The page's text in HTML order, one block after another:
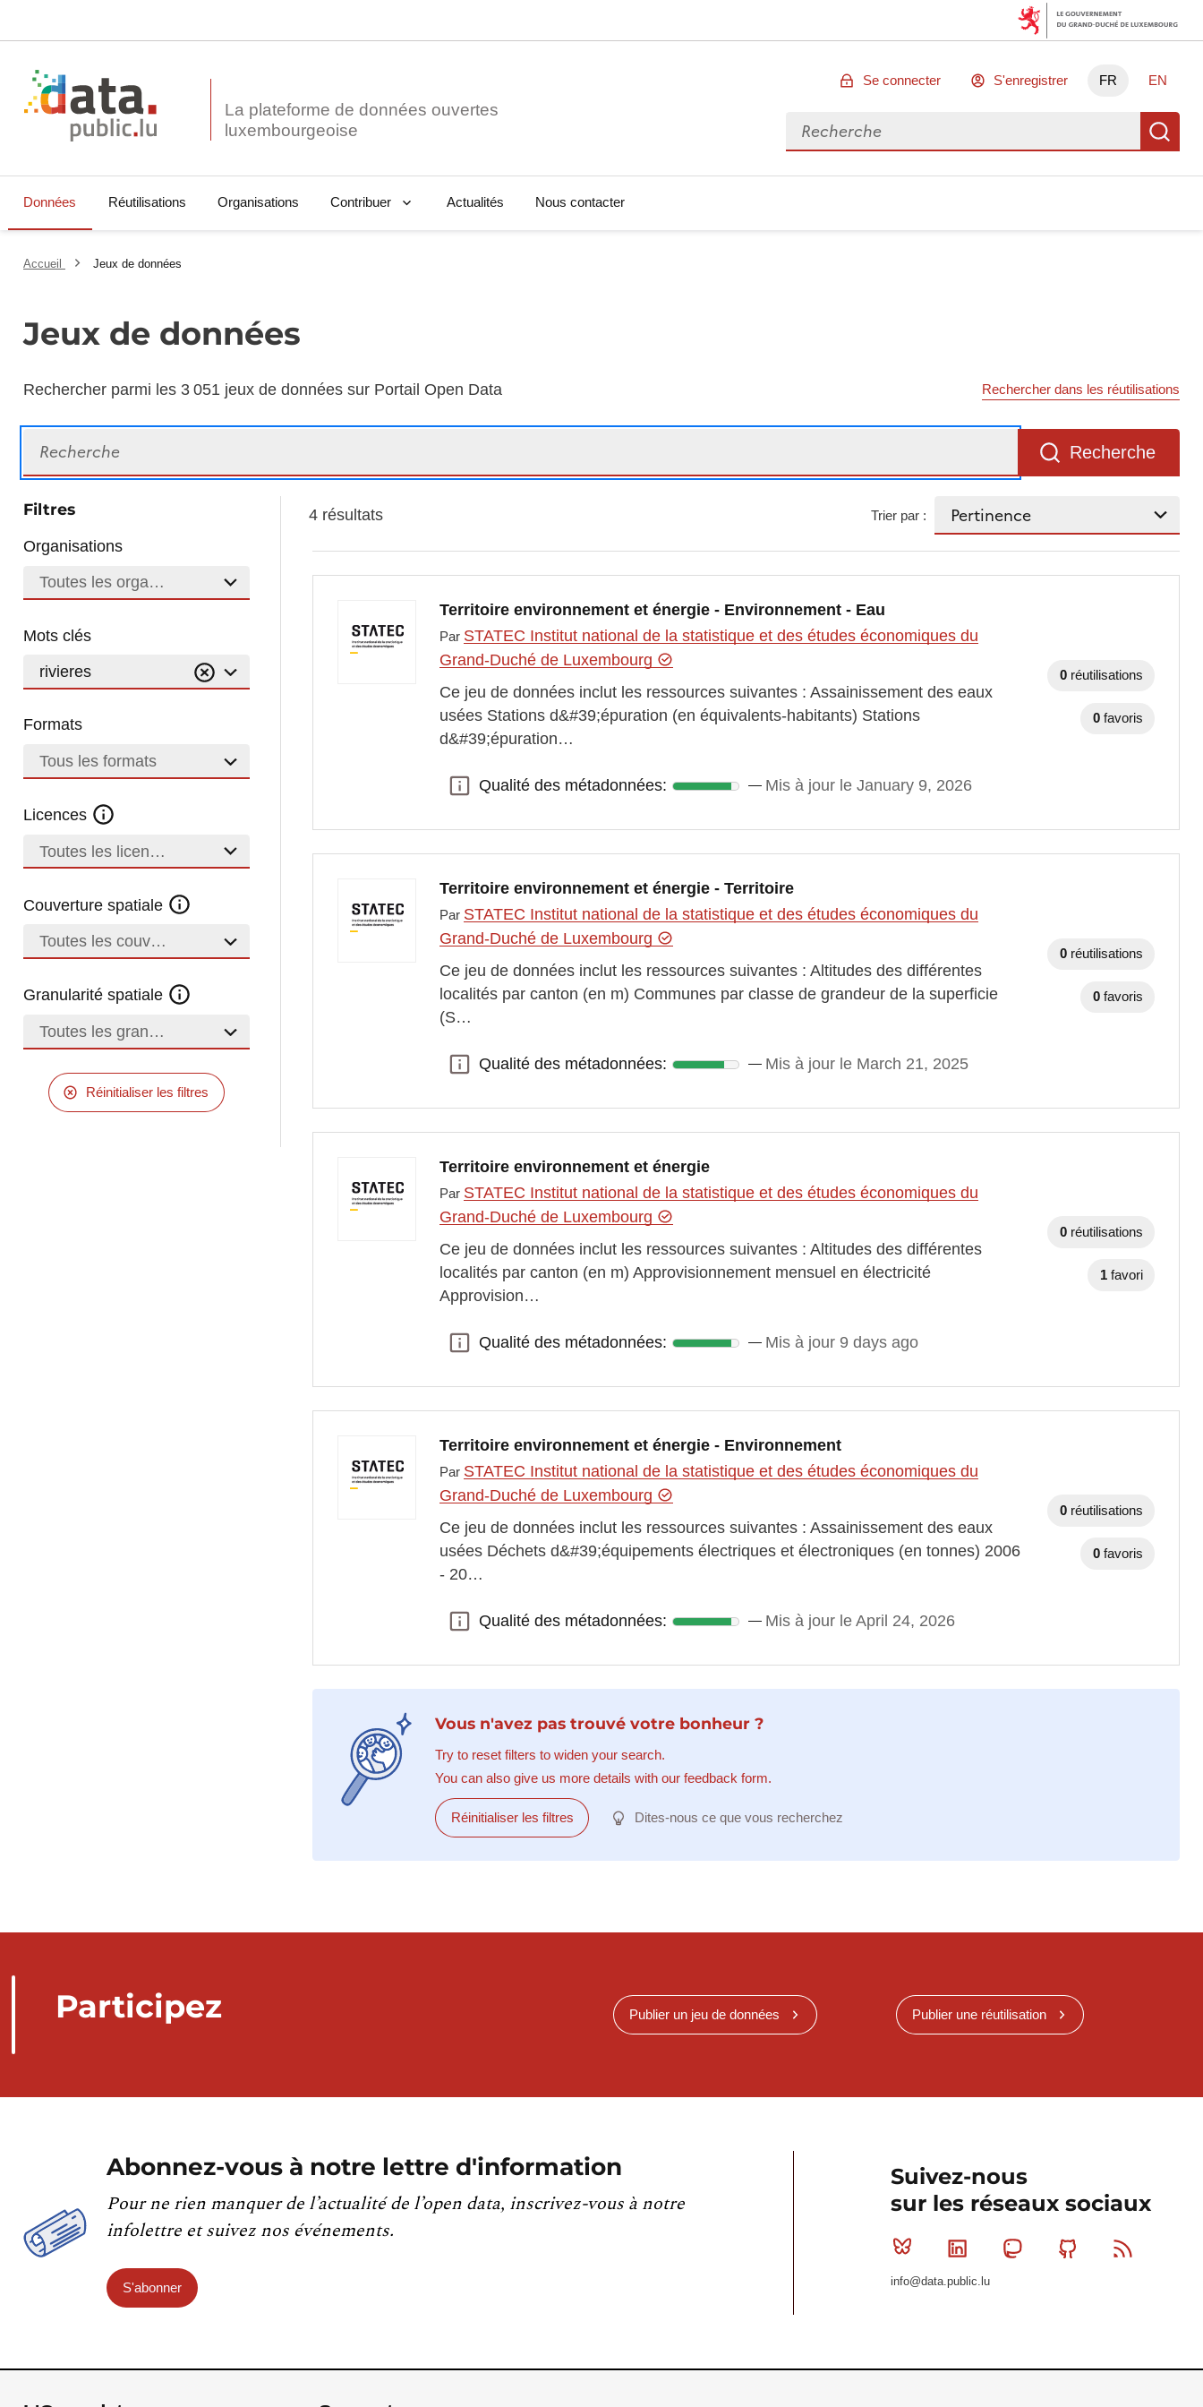
La plateforme de données ouvertes
Se connecter S'enregistrer FR EN
Rechercher des données
Données Réutilisations Organisations Contribuer Actualités Nous contacter
Accueil Jeux de données
Jeux de données
Rechercher parmi les 3 051 jeux de données sur Portail Open Data Rechercher dans les réutilisations
Recherche
Filtres
Organisations
Toutes les organisations
Mots clés
rivieres
Formats
Tous les formats
Licences
Toutes les licences
Couverture spatiale
Toutes les couvertures
Granularité spatiale
Toutes les granularités
Réinitialiser les filtres
4 résultats Trier par :
Territoire environnement et énergie - Environnement - Eau
Par STATEC Institut national de la statistique et des études économiques du
Grand-Duché de Luxembourg
Ce jeu de données inclut les ressources suivantes : Assainissement des eaux
usées Stations d&#39;épuration (en équivalents-habitants) Stations
d&#39;épuration…
Qualité des métadonnées:
Qualité des métadonnées: Mis à jour le January 9, 2026
0 réutilisations
0 favoris
Territoire environnement et énergie - Territoire
Par STATEC Institut national de la statistique et des études économiques du
Grand-Duché de Luxembourg
Ce jeu de données inclut les ressources suivantes : Altitudes des différentes
localités par canton (en m) Communes par classe de grandeur de la superficie
(S…
Qualité des métadonnées:
Qualité des métadonnées: Mis à jour le March 21, 2025
0 réutilisations
0 favoris
Territoire environnement et énergie
Par STATEC Institut national de la statistique et des études économiques du
Grand-Duché de Luxembourg
Ce jeu de données inclut les ressources suivantes : Altitudes des différentes
localités par canton (en m) Approvisionnement mensuel en électricité
Approvision…
Qualité des métadonnées:
Qualité des métadonnées: Mis à jour 9 days ago
0 réutilisations
1 favori
Territoire environnement et énergie - Environnement
Par STATEC Institut national de la statistique et des études économiques du
Grand-Duché de Luxembourg
Ce jeu de données inclut les ressources suivantes : Assainissement des eaux
usées Déchets d&#39;équipements électriques et électroniques (en tonnes) 2006
- 20…
Qualité des métadonnées:
Qualité des métadonnées: Mis à jour le April 24, 2026
0 réutilisations
0 favoris
Vous n'avez pas trouvé votre bonheur ?
Try to reset filters to widen your search.
You can also give us more details with our feedback form.
Réinitialiser les filtres Dites-nous ce que vous recherchez
Participez Publier un jeu de données Publier une réutilisation
Abonnez-vous à notre lettre d'information
Pour ne rien manquer de l’actualité de l’open data, inscrivez-vous à notre
infolettre et suivez nos événements.
S'abonner
Suivez-nous
sur les réseaux sociaux
Bluesky Linkedin MastodonGithub
info@data.public.lu